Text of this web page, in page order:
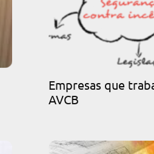
Empresas que
AVCB